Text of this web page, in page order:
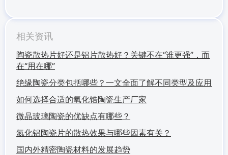
相关资讯
陶瓷散热片好还是铝片散热好？关键不在“谁更强”，而
在“用在哪”
绝缘陶瓷分类包括哪些？一文全面了解不同类型及应用
如何选择合适的氧化锆陶瓷生产厂家
微晶玻璃陶瓷的优缺点有哪些？
氮化铝陶瓷片的散热效果与哪些因素有关？
国内外精密陶瓷材料的发展趋势